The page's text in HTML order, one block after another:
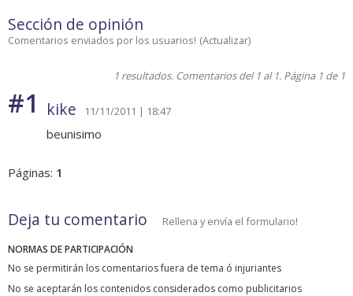
Sección de opinión
Comentarios enviados por los usuarios! (Actualizar)
1 resultados. Comentarios del 1 al 1. Página 1 de 1
#1 kike 11/11/2011 | 18:47
beunisimo
Páginas: 1
Deja tu comentario Rellena y envía el formulario!
NORMAS DE PARTICIPACIÓN
No se permitirán los comentarios fuera de tema ó injuriantes
No se aceptarán los contenidos considerados como publicitarios